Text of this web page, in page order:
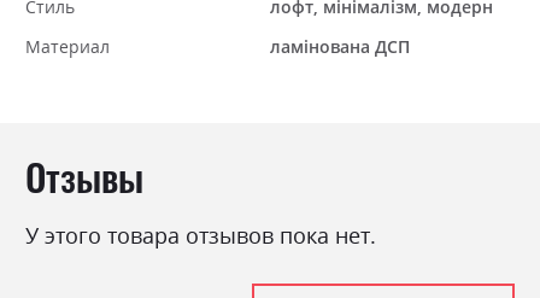
Стиль
лофт, мінімалізм, модерн
Материал
ламінована ДСП
Отзывы
У этого товара отзывов пока нет.